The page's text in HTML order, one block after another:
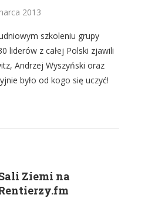
2013
szkoleniu grupy
liderów z całej Polski zjawili
Andrzej Wyszyński oraz
było od kogo się uczyć!
Ziemi na